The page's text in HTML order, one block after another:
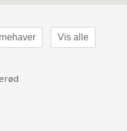
Vis alle